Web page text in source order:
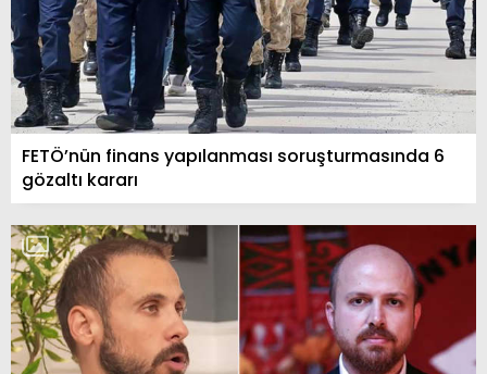
FETÖ’nün finans yapılanması soruşturmasında 6
gözaltı kararı